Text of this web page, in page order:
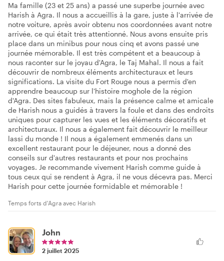
Ma famille (23 et 25 ans) a passé une superbe journée avec
Harish à Agra. Il nous a accueillis à la gare, juste à l'arrivée de
notre voiture, après avoir obtenu nos coordonnées avant notre
arrivée, ce qui était très attentionné. Nous avons ensuite pris
place dans un minibus pour nous cinq et avons passé une
journée mémorable. Il est très compétent et a beaucoup à
nous raconter sur le joyau d'Agra, le Taj Mahal. Il nous a fait
découvrir de nombreux éléments architecturaux et leurs
significations. La visite du Fort Rouge nous a permis d'en
apprendre beaucoup sur l'histoire moghole de la région
d'Agra. Des sites fabuleux, mais la présence calme et amicale
de Harish nous a guidés à travers la foule et dans des endroits
uniques pour capturer les vues et les éléments décoratifs et
architecturaux. Il nous a également fait découvrir le meilleur
lassi du monde ! Il nous a également emmenés dans un
excellent restaurant pour le déjeuner, nous a donné des
conseils sur d'autres restaurants et pour nos prochains
voyages. Je recommande vivement Harish comme guide à
tous ceux qui se rendent à Agra, il ne vous décevra pas. Merci
Harish pour cette journée formidable et mémorable !
Temps forts d'Agra avec Harish
John
2 juillet 2025